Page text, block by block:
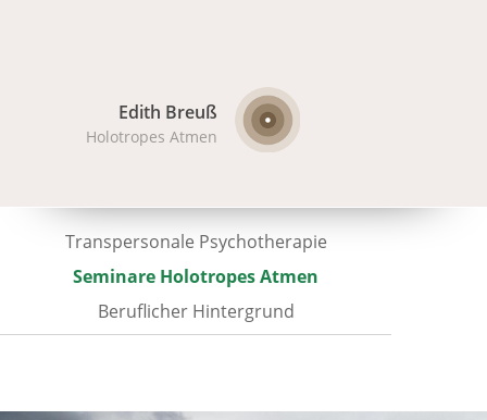
Edith Breuß
Holotropes Atmen
Transpersonale Psychotherapie
Seminare Holotropes Atmen
Beruflicher Hintergrund